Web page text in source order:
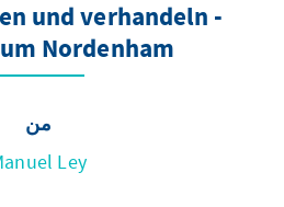
und verhandeln -
Nordenham
من
Ley